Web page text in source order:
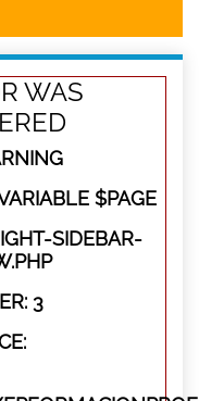
WAS
$PAGE
SIDEBAR-
3